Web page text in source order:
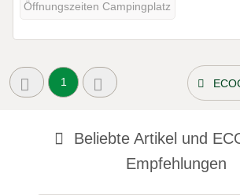
Öffnungszeiten Campingplatz
1
Beliebte Artikel und
Empfehlungen